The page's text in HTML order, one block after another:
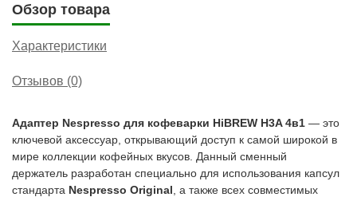
Обзор товара
Характеристики
Отзывов (0)
Адаптер Nespresso для кофеварки HiBREW H3A 4в1 — это
ключевой аксессуар, открывающий доступ к самой широкой в
мире коллекции кофейных вкусов. Данный сменный
держатель разработан специально для использования капсул
стандарта Nespresso Original , а также всех совместимых